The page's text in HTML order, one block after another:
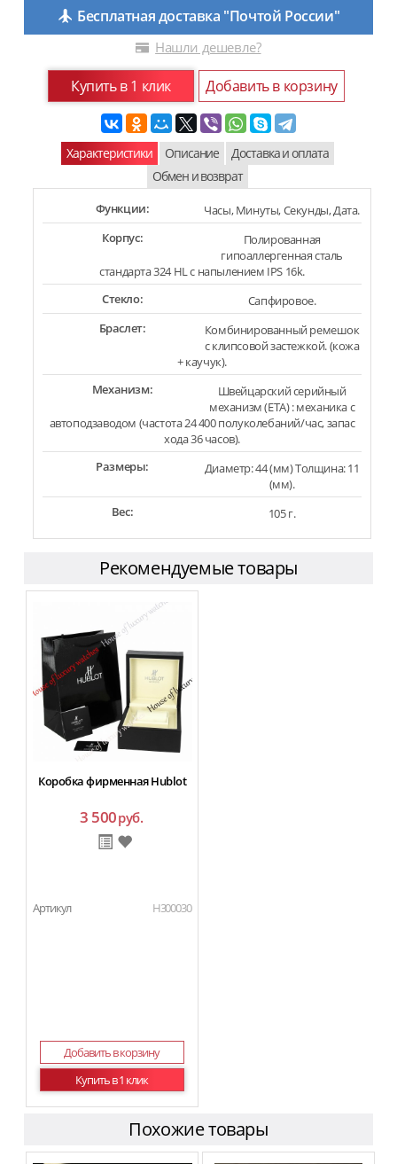
Бесплатная доставка "Почтой России"
Нашли дешевле?
Купить в 1 клик Добавить в корзину
Характеристики Описание
Доставка и оплата
Обмен и возврат
Функции:
Часы, Минуты, Секунды, Дата.
Корпус:
Полированная
гипоаллергенная сталь
стандарта 324 HL с напылением IPS 16k.
Стекло:
Сапфировое.
Браслет:
Комбинированный ремешок
с клипсовой застежкой. (кожа
+ каучук).
Механизм:
Швейцарский серийный
механизм (ЕTA) : механика с
автоподзаводом (частота 24 400 полуколебаний/час, запас
хода 36 часов).
Размеры:
Диаметр: 44 (мм) Толщина: 11
(мм).
Вес:
105 г.
Рекомендуемые товары
Коробка фирменная Hublot
3 500руб.
Артикул H300030
Добавить в корзину
Купить в 1 клик
Похожие товары